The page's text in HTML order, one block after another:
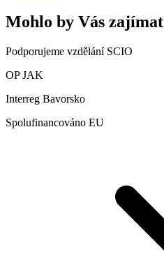
Mohlo by Vás zajímat
Podporujeme vzdělání SCIO
OP JAK
Interreg Bavorsko
Spolufinancováno EU